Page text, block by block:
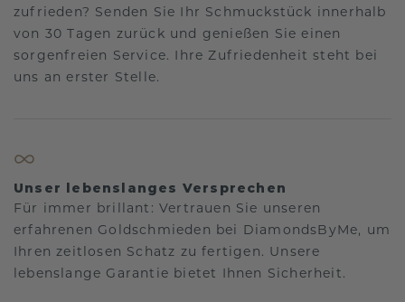
zufrieden? Senden Sie Ihr Schmuckstück innerhalb
von 30 Tagen zurück und genießen Sie einen
sorgenfreien Service. Ihre Zufriedenheit steht bei
uns an erster Stelle.
Unser lebenslanges Versprechen
Für immer brillant: Vertrauen Sie unseren
erfahrenen Goldschmieden bei DiamondsByMe, um
Ihren zeitlosen Schatz zu fertigen. Unsere
lebenslange Garantie bietet Ihnen Sicherheit.